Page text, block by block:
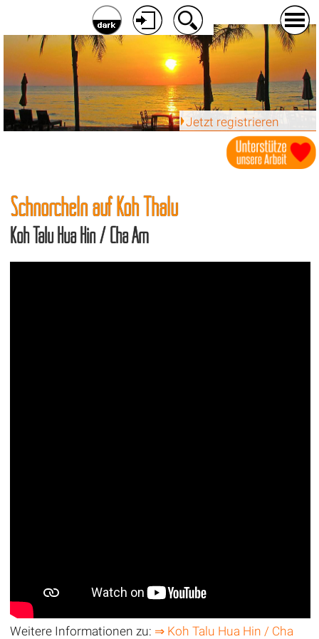
Jetzt registrieren
Schnorcheln auf Koh Thalu
Koh Talu Hua Hin / Cha Am
Weitere Informationen zu: ⇒ Koh Talu Hua Hin / Cha